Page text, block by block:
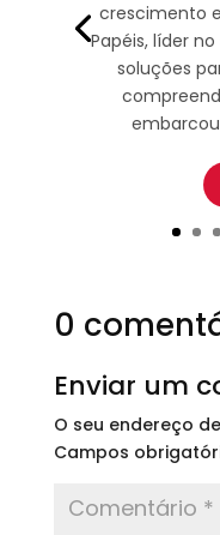
crescimento
Papéis, líder
soluções
0
Enviar um
O seu endereço
Campos